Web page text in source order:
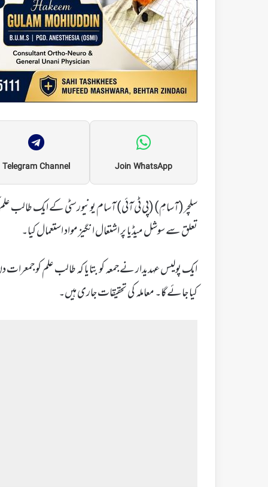
Join WhatsApp
Telegram Channel
سلچر(آسامِ) (پی ٹی آئی) آسام یونیورسٹی کے ایک طالب
تعلق سے سوشل میڈیا پر اشتعال انگیز مواد استعمال کیا۔
ایک پولیس عہدیدار نے جمعہ کو بتایا کہ طالب علم کو
کیا جائے گا۔ معاملہ کی تحقیقات جاری ہیں۔